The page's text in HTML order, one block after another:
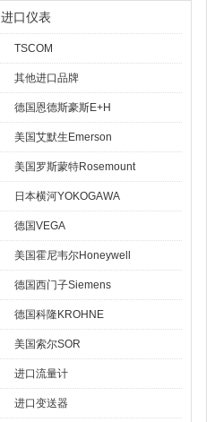
进口仪表
TSCOM
其他进口品牌
德国恩德斯豪斯E+H
美国艾默生Emerson
美国罗斯蒙特Rosemount
日本横河YOKOGAWA
德国VEGA
美国霍尼韦尔Honeywell
德国西门子Siemens
德国科隆KROHNE
美国索尔SOR
进口流量计
进口变送器